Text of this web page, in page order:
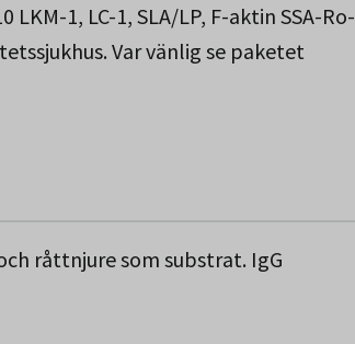
1, LC-1, SLA/LP, F-aktin SSA-Ro-
Var vänlig se paketet
råttnjure som substrat. IgG